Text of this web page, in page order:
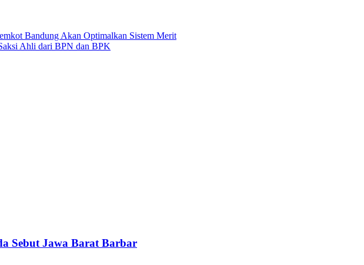
Bandung Akan Optimalkan Sistem Merit
Ahli dari BPN dan BPK
Sebut Jawa Barat Barbar